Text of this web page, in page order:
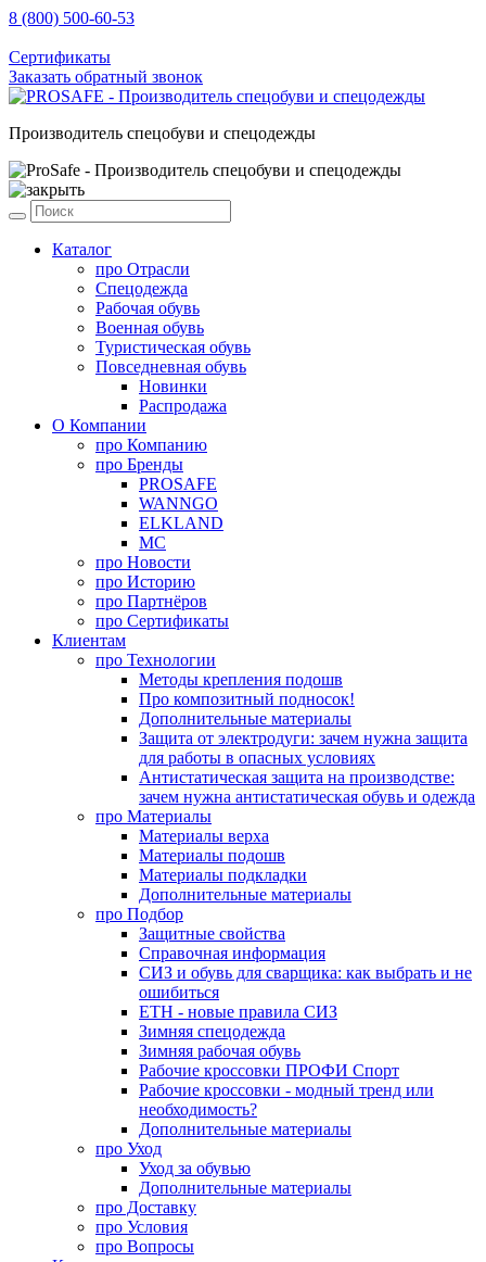
8 (800) 500-60-53
Сертификаты
Заказать обратный звонок
Производитель спецобуви и спецодежды
Каталог
про Отрасли
Спецодежда
Рабочая обувь
Военная обувь
Туристическая обувь
Повседневная обувь
Новинки
Распродажа
О Компании
про Компанию
про Бренды
PROSAFE
WANNGO
ELKLAND
MC
про Новости
про Историю
про Партнёров
про Сертификаты
Клиентам
про Технологии
Методы крепления подошв
Про композитный подносок!
Дополнительные материалы
Защита от электродуги: зачем нужна защита
для работы в опасных условиях
Антистатическая защита на производстве:
зачем нужна антистатическая обувь и одежда
про Материалы
Материалы верха
Материалы подошв
Материалы подкладки
Дополнительные материалы
про Подбор
Защитные свойства
Справочная информация
СИЗ и обувь для сварщика: как выбрать и не
ошибиться
ЕТН - новые правила СИЗ
Зимняя спецодежда
Зимняя рабочая обувь
Рабочие кроссовки ПРОФИ Спорт
Рабочие кроссовки - модный тренд или
необходимость?
Дополнительные материалы
про Уход
Уход за обувью
Дополнительные материалы
про Доставку
про Условия
про Вопросы